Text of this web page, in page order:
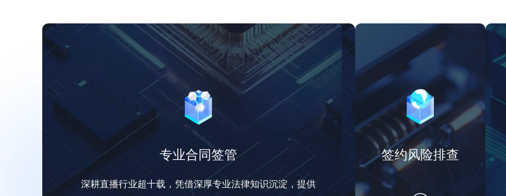
专业合同签管
深耕直播行业超十载，凭借深厚专业法律知识沉淀，提供
签约风险排查